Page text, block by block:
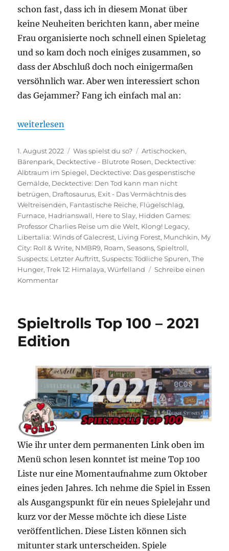
schon fast, dass ich in diesem Monat über
keine Neuheiten berichten kann, aber meine
Frau organisierte noch schnell einen Spieletag
und so kam doch noch einiges zusammen, so
dass der Abschluß doch noch einigermaßen
versöhnlich war. Aber wen interessiert schon
das Gejammer? Fang ich einfach mal an:
„Was spielst du so? – Juli 2022“
weiterlesen
Veröffentlicht
am
1. August 2022 Kategorien
Was spielst du so? Schlagwörter
Artischocken,
Bärenpark, Decktective - Blutrote Rosen, Decktective:
Albtraum im Spiegel, Decktective: Das gespenstische
Gemälde, Decktective: Den Tod kann man nicht
betrügen, Draftosaurus, Exit - Das Vermächtnis des
Weltreisenden, Fantastische Reiche, Flügelschlag,
Furnace, Hadrianswall, Here to Slay, Hidden Games:
Professor Charlies Reise um die Welt, Klong! Legacy,
Libertalia: Winds of Galecrest, Living Forest, Munchkin, My
City: Roll & Write, NMBR9, Roam,Seasons,Spieltroll,
Suspects: Letzter Auftritt,Suspects: Tödliche Spuren,The
Hunger,Trek 12: Himalaya,Würfelland
Schreibe einen
Kommentarzu
so?
Juli
Spieltrolls Top 100 – 2021
Edition
Wie ihr unter dem permanenten Link oben im
Menü schon lesen konntet ist meine Top 100
Liste nur eine Momentaufnahme zum Oktober
eines jeden Jahres. Ich nehme die Spiel in Essen
als Ausgangspunkt für ein neues Spielejahr und
kurz vor der Messe möchte ich diese Liste
veröffentlichen. Diese Listen können sich
mitunter stark unterscheiden. Spiele